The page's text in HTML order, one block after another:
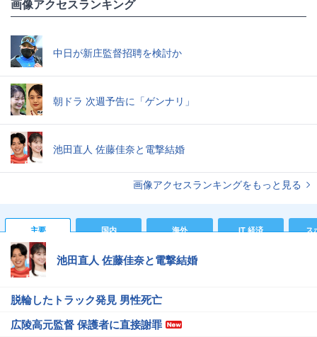
画像アクセスランキング
中日が新庄監督招聘を検討か
朝ドラ 次週予告に「ゲンナリ」
池田直人 佐藤佳奈と電撃結婚
画像アクセスランキングをもっと見る
主要 国内 海外 IT 経済 ス
池田直人 佐藤佳奈と電撃結婚
脱輪したトラック発見 男性死亡
広陵高元監督 保護者に直接謝罪